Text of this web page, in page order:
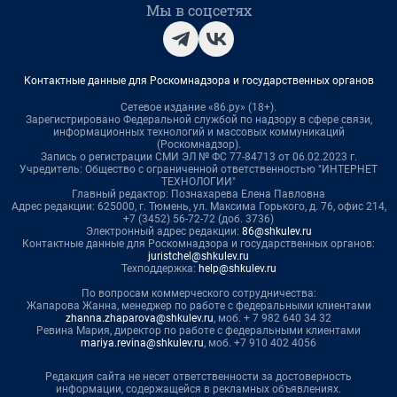
Мы в соцсетях
Контактные данные для Роскомнадзора и государственных органов
Сетевое издание «86.ру» (18+).
Зарегистрировано Федеральной службой по надзору в сфере связи,
информационных технологий и массовых коммуникаций
(Роскомнадзор).
Запись о регистрации СМИ ЭЛ № ФС 77-84713 от 06.02.2023 г.
Учредитель: Общество с ограниченной ответственностью "ИНТЕРНЕТ
ТЕХНОЛОГИИ"
Главный редактор: Познахарева Елена Павловна
Адрес редакции: 625000, г. Тюмень, ул. Максима Горького, д. 76, офис 214,
+7 (3452) 56-72-72 (доб. 3736)
Электронный адрес редакции: 86@shkulev.ru
Контактные данные для Роскомнадзора и государственных органов:
juristchel@shkulev.ru
Техподдержка: help@shkulev.ru
По вопросам коммерческого сотрудничества:
Жапарова Жанна, менеджер по работе с федеральными клиентами
zhanna.zhaparova@shkulev.ru, моб. + 7 982 640 34 32
Ревина Мария, директор по работе с федеральными клиентами
mariya.revina@shkulev.ru, моб. +7 910 402 4056
Редакция сайта не несет ответственности за достоверность
информации, содержащейся в рекламных объявлениях.